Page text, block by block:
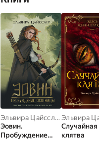
Эльвира Цайсслер
Эовин.
Пробуждение
Случайная
клятва